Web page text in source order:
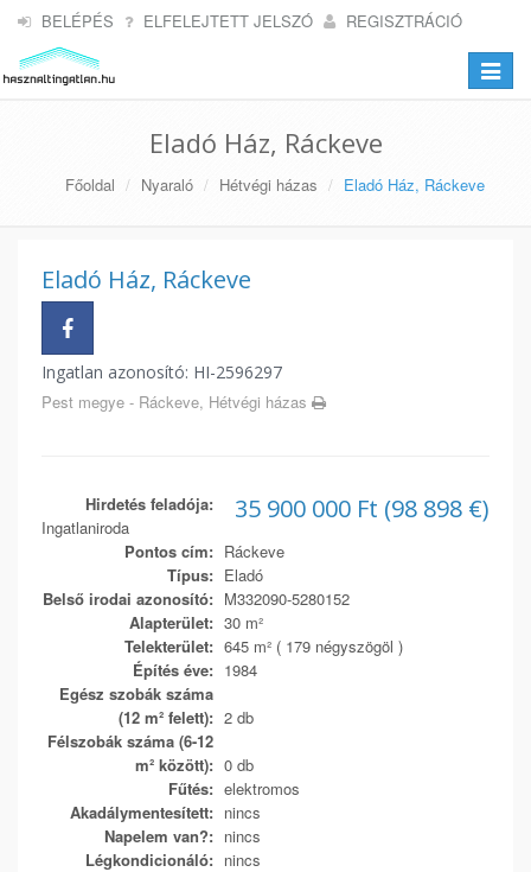
BELÉPÉS ELFELEJTETT JELSZÓ REGISZTRÁCIÓ
Toggle
Eladó Ház, Ráckeve
Főoldal Nyaraló Hétvégi házas Eladó Ház, Ráckeve
Eladó Ház, Ráckeve
Ingatlan azonosító: HI-2596297
Pest megye - Ráckeve, Hétvégi házas
35 900 000 Ft (98 898 €)
Hirdetés feladója:
Ingatlaniroda
Pontos cím: Ráckeve
Típus: Eladó
Belső irodai azonosító: M332090-5280152
Alapterület: 30 m²
Telekterület: 645 m² ( 179 négyszögöl )
Építés éve: 1984
Egész szobák száma
(12 m² felett): 2 db
Félszobák száma (6-12
m² között): 0 db
Fűtés: elektromos
Akadálymentesített: nincs
Napelem van?: nincs
Légkondicionáló: nincs